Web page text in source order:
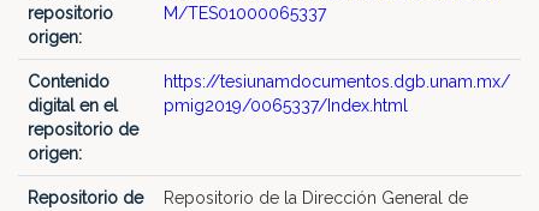
repositorio
origen:
M/TES01000065337
Contenido
digital en el
repositorio de
origen:
https://tesiunamdocumentos.dgb.unam.mx/
pmig2019/0065337/Index.html
Repositorio de
Repositorio de la Dirección General de